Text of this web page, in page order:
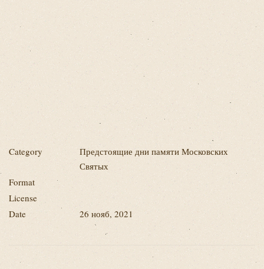
Category
Предстоящие дни памяти Московских
Святых
Format
License
Date
26 нояб, 2021